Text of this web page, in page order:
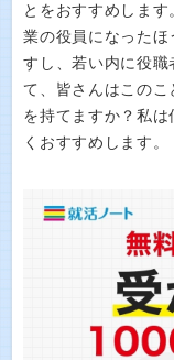
とをおすすめしま
業の役員になったほ
すし、若い内に役職
て、皆さんはこの
を持てますか？私
くおすすめします。